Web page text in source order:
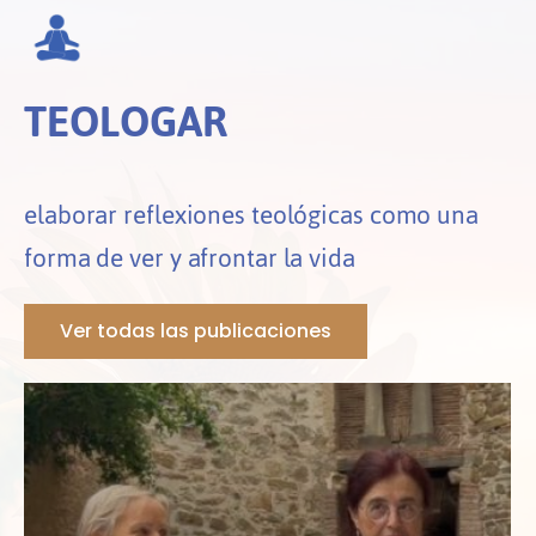
TEOLOGAR
elaborar reflexiones teológicas como una
forma de ver y afrontar la vida
Ver todas las publicaciones